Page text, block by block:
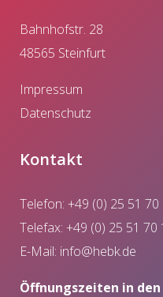
Bahnhofstr. 28
48565 Steinfurt
Impressum
Datenschutz
Kontakt
Telefon: +49 (0) 25 51 70
Telefax: +49 (0) 25 51 70
E-Mail: info@hebk.de
Öffnungszeiten in